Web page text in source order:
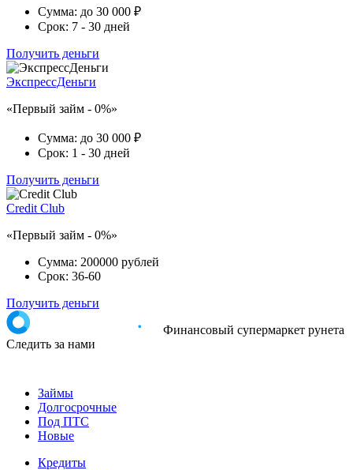
Сумма: до 30 000 ₽
Срок: 7 - 30 дней
Получить деньги
ЭкспрессДеньги
«Первый займ - 0%»
Сумма: до 30 000 ₽
Срок: 1 - 30 дней
Получить деньги
Credit Club
«Первый займ - 0%»
Сумма: 200000 рублей
Срок: 36-60
Получить деньги
Финансовый супермаркет рунета
Следить за нами
Займы
Долгосрочные
Под ПТС
Новые
Кредиты